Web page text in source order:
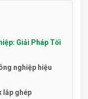
Giải Pháp Tối
nghiệp hiệu
lắp ghép